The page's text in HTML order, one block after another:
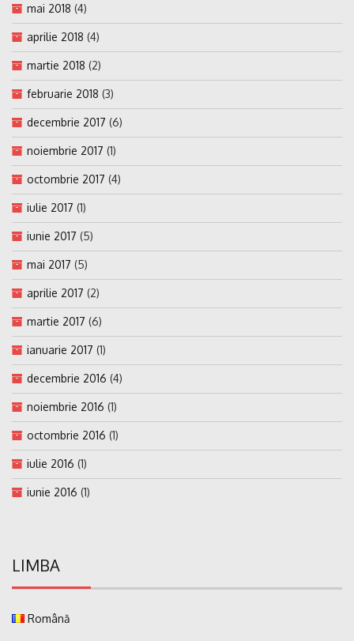
mai 2018 (4)
aprilie 2018 (4)
martie 2018 (2)
februarie 2018 (3)
decembrie 2017 (6)
noiembrie 2017 (1)
octombrie 2017 (4)
iulie 2017 (1)
iunie 2017 (5)
mai 2017 (5)
aprilie 2017 (2)
martie 2017 (6)
ianuarie 2017 (1)
decembrie 2016 (4)
noiembrie 2016 (1)
octombrie 2016 (1)
iulie 2016 (1)
iunie 2016 (1)
LIMBA
Română